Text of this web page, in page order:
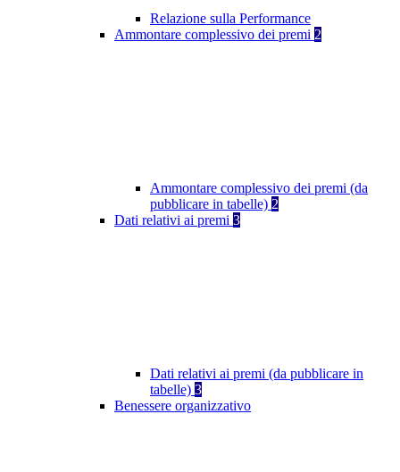
Relazione sulla Performance
Ammontare complessivo dei premi 2
Ammontare complessivo dei premi (da
pubblicare in tabelle) 2
Dati relativi ai premi 3
Dati relativi ai premi (da pubblicare in
tabelle) 3
Benessere organizzativo